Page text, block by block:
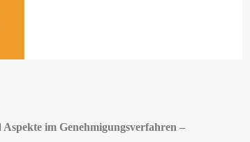
im Genehmigungsverfahren –